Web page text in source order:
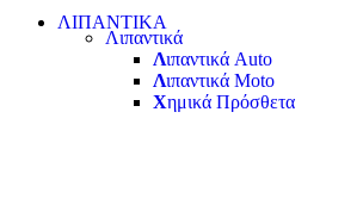
ΛΙΠΑΝΤΙΚΑ
Λιπαντικά
Λιπαντικά Auto
Λιπαντικά Moto
Χημικά Πρόσθετα